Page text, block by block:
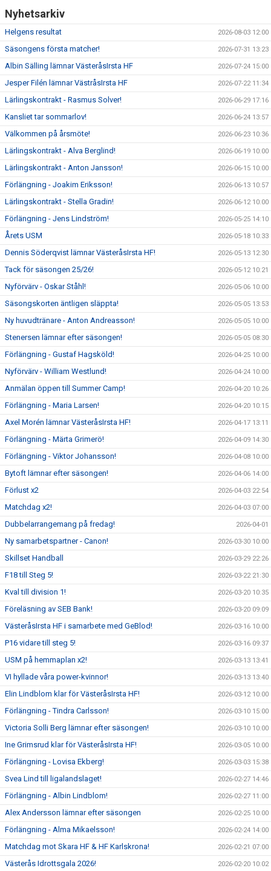
Nyhetsarkiv
Helgens resultat 2026-08-03 12:00
Säsongens första matcher! 2026-07-31 13:23
Albin Sälling lämnar VästeråsIrsta HF 2026-07-24 15:00
Jesper Filén lämnar VästråsIrsta HF 2026-07-22 11:34
Lärlingskontrakt - Rasmus Solver! 2026-06-29 17:16
Kansliet tar sommarlov! 2026-06-24 13:57
Välkommen på årsmöte! 2026-06-23 10:36
Lärlingskontrakt - Alva Berglind! 2026-06-19 10:00
Lärlingskontrakt - Anton Jansson! 2026-06-15 10:00
Förlängning - Joakim Eriksson! 2026-06-13 10:57
Lärlingskontrakt - Stella Gradin! 2026-06-12 10:00
Förlängning - Jens Lindström! 2026-05-25 14:10
Årets USM 2026-05-18 10:33
Dennis Söderqvist lämnar VästeråsIrsta HF! 2026-05-13 12:30
Tack för säsongen 25/26! 2026-05-12 10:21
Nyförvärv - Oskar Ståhl! 2026-05-06 10:00
Säsongskorten äntligen släppta! 2026-05-05 13:53
Ny huvudtränare - Anton Andreasson! 2026-05-05 10:00
Stenersen lämnar efter säsongen! 2026-05-05 08:30
Förlängning - Gustaf Hagsköld! 2026-04-25 10:00
Nyförvärv - William Westlund! 2026-04-24 10:00
Anmälan öppen till Summer Camp! 2026-04-20 10:26
Förlängning - Maria Larsen! 2026-04-20 10:15
Axel Morén lämnar VästeråsIrsta HF! 2026-04-17 13:11
Förlängning - Märta Grimerö! 2026-04-09 14:30
Förlängning - Viktor Johansson! 2026-04-08 10:00
Bytoft lämnar efter säsongen! 2026-04-06 14:00
Förlust x2 2026-04-03 22:54
Matchdag x2! 2026-04-03 07:00
Dubbelarrangemang på fredag! 2026-04-01
Ny samarbetspartner - Canon! 2026-03-30 10:00
Skillset Handball 2026-03-29 22:26
F18 till Steg 5! 2026-03-22 21:30
Kval till division 1! 2026-03-20 10:35
Föreläsning av SEB Bank! 2026-03-20 09:09
VästeråsIrsta HF i samarbete med GeBlod! 2026-03-16 10:00
P16 vidare till steg 5! 2026-03-16 09:37
USM på hemmaplan x2! 2026-03-13 13:41
VI hyllade våra power-kvinnor! 2026-03-13 13:40
Elin Lindblom klar för VästeråsIrsta HF! 2026-03-12 10:00
Förlängning - Tindra Carlsson! 2026-03-10 15:00
Victoria Solli Berg lämnar efter säsongen! 2026-03-10 10:00
Ine Grimsrud klar för VästeråsIrsta HF! 2026-03-05 10:00
Förlängning - Lovisa Ekberg! 2026-03-03 15:38
Svea Lind till ligalandslaget! 2026-02-27 14:46
Förlängning - Albin Lindblom! 2026-02-27 11:00
Alex Andersson lämnar efter säsongen 2026-02-25 10:00
Förlängning - Alma Mikaelsson! 2026-02-24 14:00
Matchdag mot Skara HF & HF Karlskrona! 2026-02-21 07:00
Västerås Idrottsgala 2026! 2026-02-20 10:02